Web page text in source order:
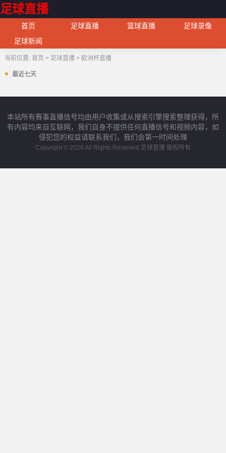
足球直播
首页 足球直播 篮球直播
足球录像
足球新闻
当前位置: 首页 > 足球直播> 欧洲杯直播
最近七天
本站所有赛事直播信号均由用户收集或从搜索引擎搜索整理获得，所
有内容均来自互联网，我们自身不提供任何直播信号和视频内容，如
侵犯您的权益请联系我们，我们会第一时间处理
Copyright © 2026 All Rights Reserved 足球直播 版权所有